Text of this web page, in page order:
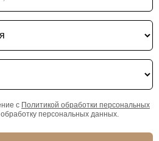
с Политикой обработки персональных
персональных данных.